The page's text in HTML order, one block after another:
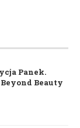
Panek.
Beauty